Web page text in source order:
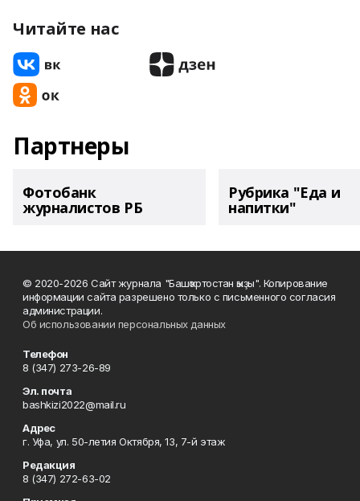
Читайте нас
Партнеры
Фотобанк
журналистов РБ
Рубрика "Еда и
напитки"
© 2020-2026 Сайт журнала "Башҡортостан ҡыҙы". Копирование
информации сайта разрешено только с письменного согласия
администрации.
Об использовании персональных данных
Телефон
8 (347) 273-26-89
Эл. почта
bashkizi2022@mail.ru
Адрес
г. Уфа, ул. 50-летия Октября, 13, 7-й этаж
Редакция
8 (347) 272-63-02